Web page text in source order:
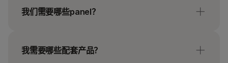
盒包含文库制备和富集试剂。富集探针面板和索引适
要使用DRAGEN对Illumina Cell-Free DNA Prep
with Enrichment的二级数据进行分析，且无需额外
我们需要哪些panel？
as spike-in panels, using the
DesignStudio Assay
我需要哪些配套产品？